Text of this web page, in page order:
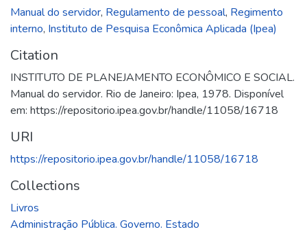
Manual do servidor, Regulamento de pessoal, Regimento
interno, Instituto de Pesquisa Econômica Aplicada (Ipea)
Citation
INSTITUTO DE PLANEJAMENTO ECONÔMICO E SOCIAL.
Manual do servidor. Rio de Janeiro: Ipea, 1978. Disponível
em: https://repositorio.ipea.gov.br/handle/11058/16718
URI
https://repositorio.ipea.gov.br/handle/11058/16718
Collections
Livros
Administração Pública. Governo. Estado